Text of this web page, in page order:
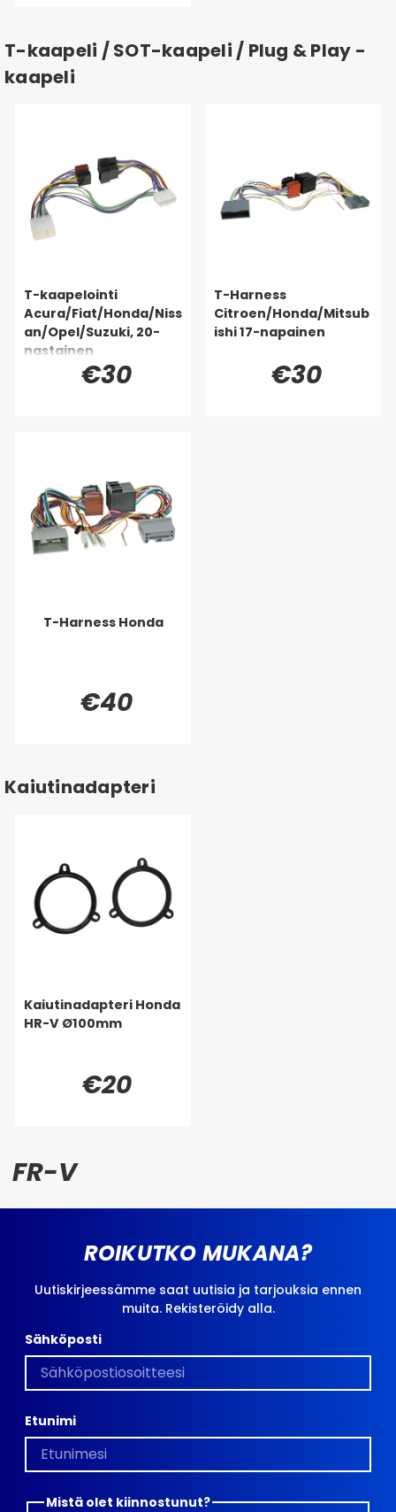
T-kaapeli / SOT-kaapeli / Plug & Play -
kaapeli
T-kaapelointi
Acura/Fiat/Honda/Niss
an/Opel/Suzuki, 20-
nastainen
€30
T-Harness
Citroen/Honda/Mitsub
ishi 17-napainen
€30
T-Harness Honda
€40
Kaiutinadapteri
Kaiutinadapteri Honda
HR-V Ø100mm
€20
FR-V
ROIKUTKO MUKANA?
Uutiskirjeessämme saat uutisia ja tarjouksia ennen
muita. Rekisteröidy alla.
Sähköposti
Etunimi
Mistä olet kiinnostunut?